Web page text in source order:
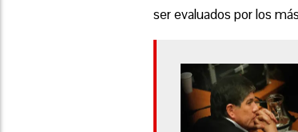
ser evaluados por los